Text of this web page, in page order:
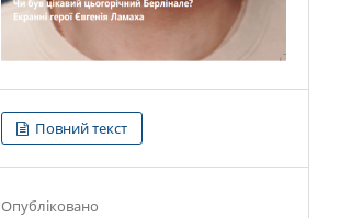
Повний текст
Опубліковано